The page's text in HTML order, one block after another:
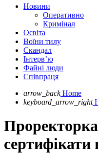
Новини
Оперативно
Кримінал
Освіта
Воїни тилу
Скандал
Інтерв’ю
Файні люди
Співпраця
arrow_back Home
keyboard_arrow_right
сертифікати